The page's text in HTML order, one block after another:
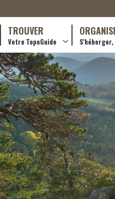
TROUVER
Votre TopoGuide
Randonnées itinerantes (GR)
Randonnées à la journée (PR)
Boutique en ligne
Pratique & conseils
Hôtellerie
Gîtes et
Campings